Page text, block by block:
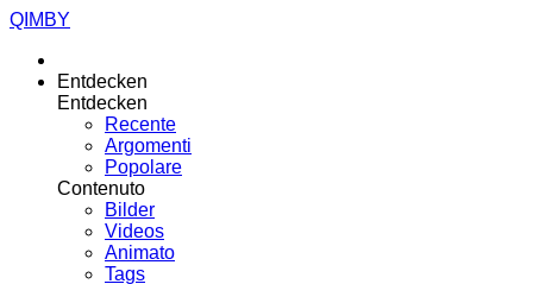
QIMBY
Entdecken
Entdecken
Recente
Argomenti
Popolare
Contenuto
Bilder
Videos
Animato
Tags